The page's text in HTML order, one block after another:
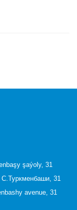
şaýoly, 31
С.Туркменбаши, 31
avenue, 31